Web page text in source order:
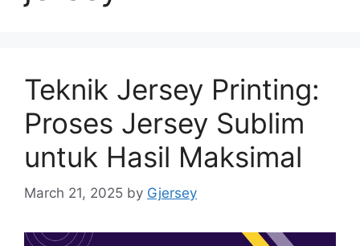
Teknik Jersey Printing:
Proses Jersey Sublim
untuk Hasil Maksimal
March 21, 2025 by Gjersey